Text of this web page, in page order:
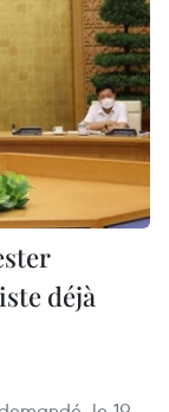
déjà